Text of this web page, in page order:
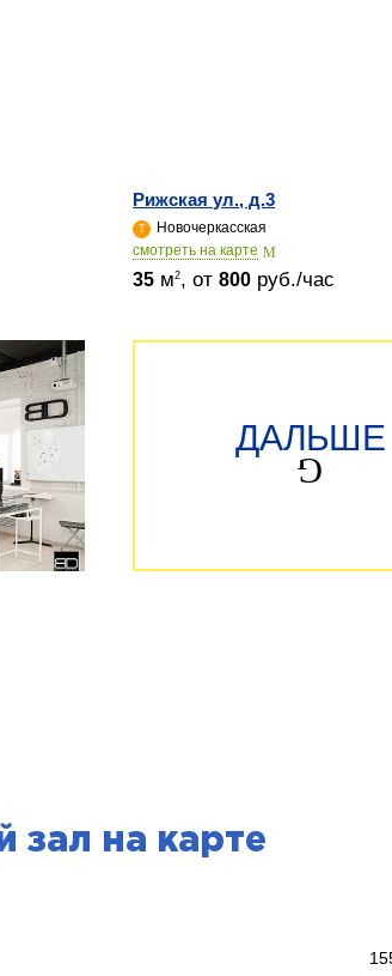
Рижская ул., д.3
Новочеркасская
cмотреть на карте
35 м2, от800 руб./час
ДАЛЬШЕ
зал на карте